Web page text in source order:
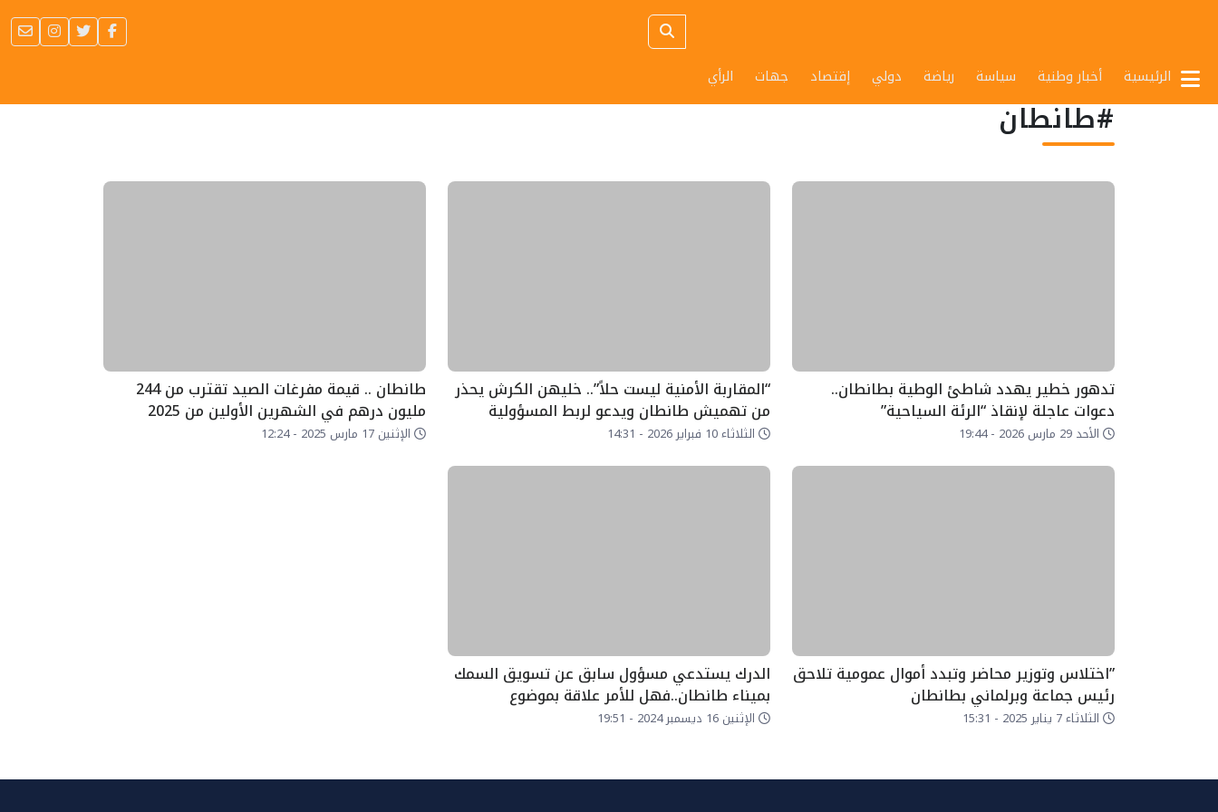
الرئيسية أخبار وطنية سياسة رياضة دولي إقتصاد جهات الرأي
#طانطان
تدهور خطير يهدد شاطئ الوطية بطانطان..
دعوات عاجلة لإنقاذ “الرئة السياحية”
الأحد 29 مارس 2026 - 19:44
“المقاربة الأمنية ليست حلاً”.. خليهن الكرش يحذر
من تهميش طانطان ويدعو لربط المسؤولية
بالمحاسبة
الثلاثاء 10 فبراير 2026 - 14:31
طانطان .. قيمة مفرغات الصيد تقترب من 244
مليون درهم في الشهرين الأولين من 2025
الإثنين 17 مارس 2025 - 12:24
”اختلاس وتوزير محاضر وتبدد أموال عمومية تلاحق
رئيس جماعة وبرلماني بطانطان
الثلاثاء 7 يناير 2025 - 15:31
الدرك يستدعي مسؤول سابق عن تسويق السمك
بميناء طانطان..فهل للأمر علاقة بموضوع
“الفقيرة”
الإثنين 16 ديسمبر 2024 - 19:51